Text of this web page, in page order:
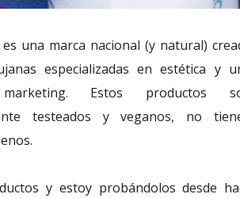
una marca nacional (y natural)
especializadas en estética y
Estos productos
testeados y veganos, no
y estoy probándolos desde